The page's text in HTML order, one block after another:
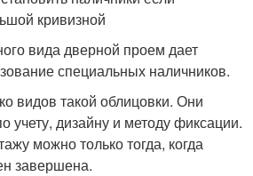
вида дверной проем дает
специальных наличников.
видов такой облицовки. Они
учету, дизайну и методу фиксации.
можно только тогда, когда
завершена.